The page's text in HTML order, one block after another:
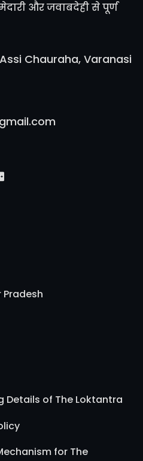
और जवाबदेही से पूर्ण
Chauraha, Varanasi
Details of The Loktantra
for The